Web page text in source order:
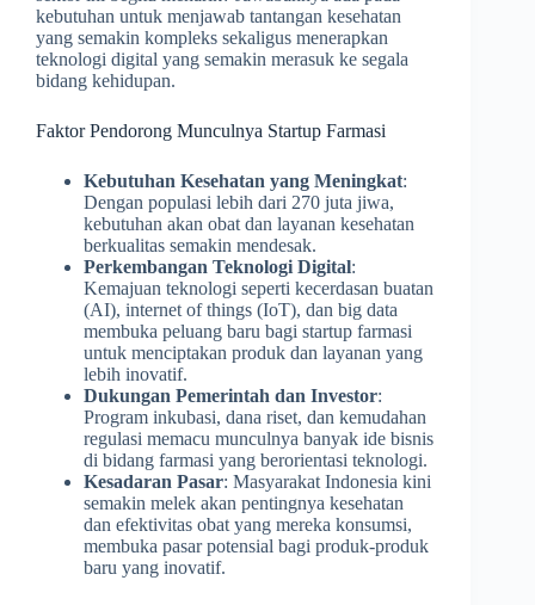
kebutuhan untuk menjawab tantangan kesehatan
yang semakin kompleks sekaligus menerapkan
teknologi digital yang semakin merasuk ke segala
bidang kehidupan.
Faktor Pendorong Munculnya Startup Farmasi
Kebutuhan Kesehatan yang Meningkat:
Dengan populasi lebih dari 270 juta jiwa,
kebutuhan akan obat dan layanan kesehatan
berkualitas semakin mendesak.
Perkembangan Teknologi Digital:
Kemajuan teknologi seperti kecerdasan buatan
(AI), internet of things (IoT), dan big data
membuka peluang baru bagi startup farmasi
untuk menciptakan produk dan layanan yang
lebih inovatif.
Dukungan Pemerintah dan Investor:
Program inkubasi, dana riset, dan kemudahan
regulasi memacu munculnya banyak ide bisnis
di bidang farmasi yang berorientasi teknologi.
Kesadaran Pasar: Masyarakat Indonesia kini
semakin melek akan pentingnya kesehatan
dan efektivitas obat yang mereka konsumsi,
membuka pasar potensial bagi produk-produk
baru yang inovatif.